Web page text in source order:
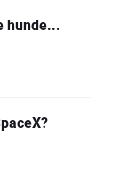
hunde...